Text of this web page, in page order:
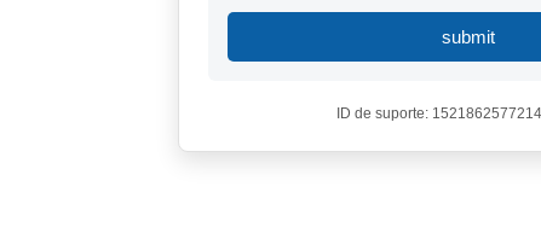
submit
ID de suporte: